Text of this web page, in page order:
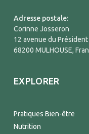
Adresse postale:
Corinne Josseron
12 avenue du
68200 MULHOUSE,
EXPLORER
Pratiques Bien-être
Nutrition